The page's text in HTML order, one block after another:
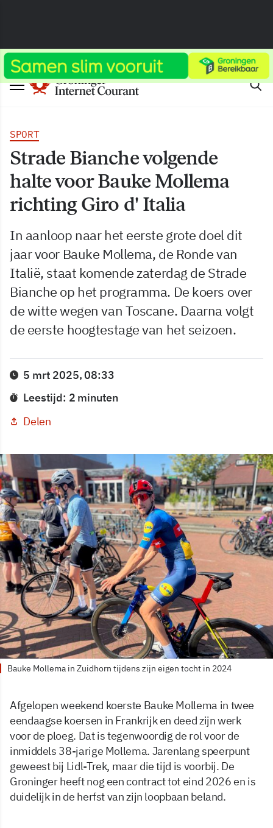
SPORT
Strade Bianche volgende
halte voor Bauke Mollema
richting Giro d' Italia
In aanloop naar het eerste grote doel dit
jaar voor Bauke Mollema, de Ronde van
Italië, staat komende zaterdag de Strade
Bianche op het programma. De koers over
de witte wegen van Toscane. Daarna volgt
de eerste hoogtestage van het seizoen.
5 mrt 2025, 08:33
Leestijd: 2 minuten
Delen
Bauke Mollema in Zuidhorn tijdens zijn eigen tocht in 2024
Afgelopen weekend koerste Bauke Mollema in twee
eendaagse koersen in Frankrijk en deed zijn werk
voor de ploeg. Dat is tegenwoordig de rol voor de
inmiddels 38-jarige Mollema. Jarenlang speerpunt
geweest bij Lidl-Trek, maar die tijd is voorbij. De
Groninger heeft nog een contract tot eind 2026 en is
duidelijk in de herfst van zijn loopbaan beland.